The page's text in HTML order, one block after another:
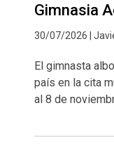
Gimnasia
30/07/2026 |
El gimnasta
país en la cita
al 8 de